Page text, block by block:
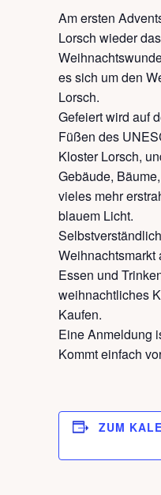
Am ersten
Lorsch wieder
es sich um den
Lorsch.
Gefeiert wird auf
Füßen des
Kloster Lorsch,
Gebäude,
vieles mehr
blauem Licht.
Weihnachtsmarkt
Essen und
weihnachtliches
Kaufen.
Eine Anmeldung
Kommt einfach
ZUM